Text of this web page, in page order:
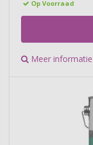
Op Voorraad
Meer informatie